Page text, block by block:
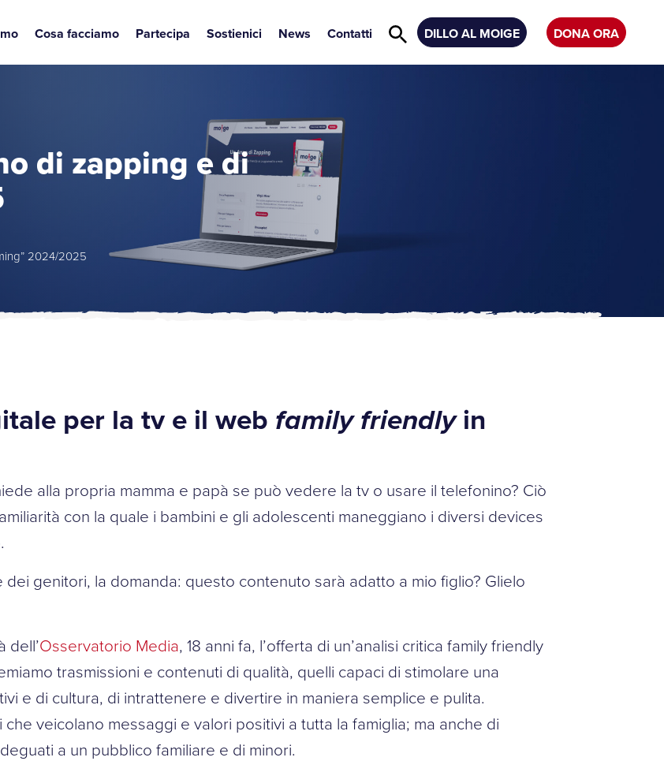
Cosa facciamo Partecipa Sostienici News Contatti DILLO AL MOIGE DONA ORA
di zapping e di
2024/2025
per la tv e il web family friendlyin
alla propria mamma e papà se può vedere la tv o usare il telefonino? Ciò
con la quale i bambini e gli adolescenti maneggiano i diversi devices
genitori, la domanda: questo contenuto sarà adatto a mio figlio? Glielo
dell’Osservatorio Media, 18 anni fa, l’offerta di un’analisi critica family friendly
trasmissioni e contenuti di qualità, quelli capaci di stimolare una
e di cultura, di intrattenere e divertire in maniera semplice e pulita.
veicolano messaggi e valori positivi a tutta la famiglia; ma anche di
a un pubblico familiare e di minori.